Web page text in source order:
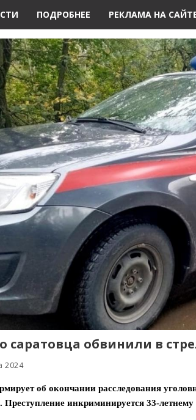
ПОДРОБНЕЕ РЕКЛАМА НА
саратовца обвинили в
2024
об окончании расследования
Преступление инкриминируется 33-летнему